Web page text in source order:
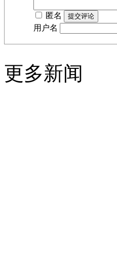
匿名
用户名
更多新闻